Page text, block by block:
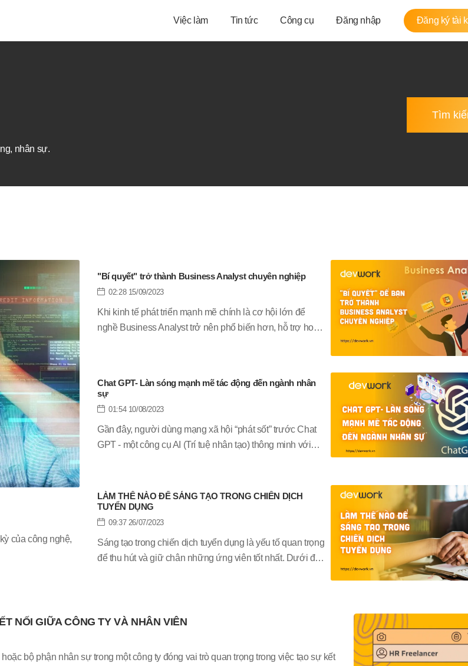
Việc làm Tin tức Công cụ Đăng nhập Đăng ký tài
Tìm
nhân sự.
của công nghệ,
"Bí quyết" trở thành Business Analyst chuyên nghiệp
02:28 15/09/2023
Khi kinh tế phát triển mạnh mẽ chính là cơ hội lớn để
nghề Business Analyst trở nên phổ biến hơn, hỗ trợ hoạt
trau dồi thêm thông tin căn bản về nghề BA.
Chat GPT- Làn sóng mạnh mẽ tác động đến ngành nhân
sự
01:54 10/08/2023
Gần đây, người dùng mạng xã hội “phát sốt” trước Chat
GPT - một công cụ AI (Trí tuệ nhân tạo) thông minh với
động mạnh đối với ngành nhân sự? Bài viết dưới đây sẽ
trả lời những nghi vấn các bạn quan tâm.
LÀM THẾ NÀO ĐỂ SÁNG TẠO TRONG CHIẾN DỊCH
TUYỂN DỤNG
09:37 26/07/2023
Sáng tạo trong chiến dịch tuyển dụng là yếu tố quan trọng
để thu hút và giữ chân những ứng viên tốt nhất. Dưới đây
NỐI GIỮA CÔNG TY VÀ NHÂN VIÊN
bộ phận nhân sự trong một công ty đóng vai trò quan trọng trong việc tạo sự kết